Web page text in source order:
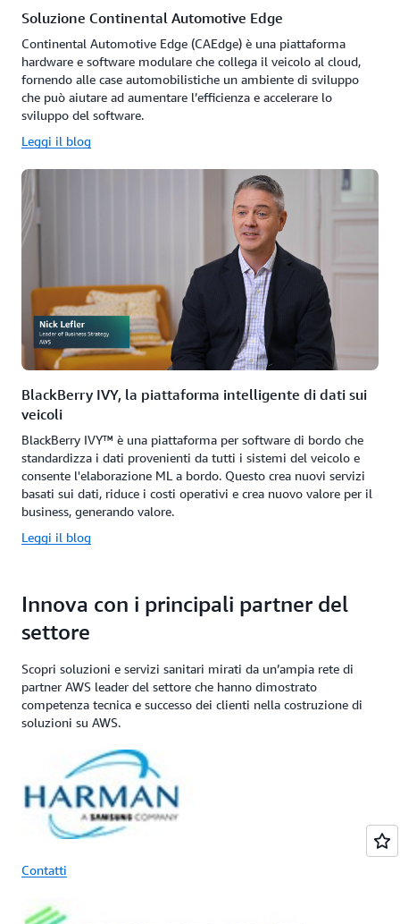
Soluzione Continental Automotive Edge
Continental Automotive Edge (CAEdge) è una piattaforma
hardware e software modulare che collega il veicolo al cloud,
fornendo alle case automobilistiche un ambiente di sviluppo
che può aiutare ad aumentare l’efficienza e accelerare lo
sviluppo del software.
Leggi il blog
BlackBerry IVY, la piattaforma intelligente di dati sui
veicoli
BlackBerry IVY™ è una piattaforma per software di bordo che
standardizza i dati provenienti da tutti i sistemi del veicolo e
consente l'elaborazione ML a bordo. Questo crea nuovi servizi
basati sui dati, riduce i costi operativi e crea nuovo valore per il
business, generando valore.
Leggi il blog
Innova con i principali partner del
settore
Scopri soluzioni e servizi sanitari mirati da un’ampia rete di
partner AWS leader del settore che hanno dimostrato
competenza tecnica e successo dei clienti nella costruzione di
soluzioni su AWS.
Contatti